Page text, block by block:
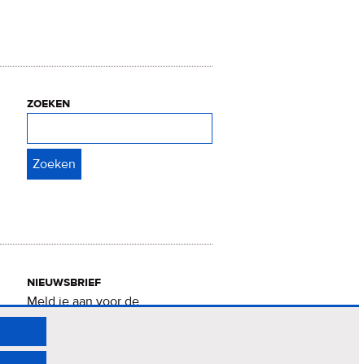
zoeken
nieuwsbrief
Meld je aan voor de
Verrukkelijke 15-nieuwsbrief